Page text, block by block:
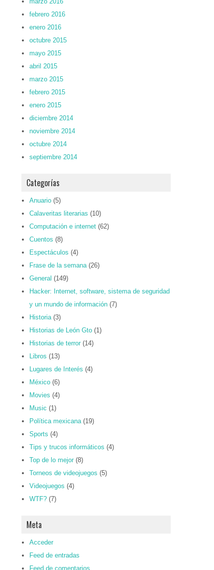
febrero 2016
enero 2016
octubre 2015
mayo 2015
abril 2015
marzo 2015
febrero 2015
enero 2015
diciembre 2014
noviembre 2014
octubre 2014
septiembre 2014
Categorías
Anuario (5)
Calaveritas literarias (10)
Computación e internet (62)
Cuentos (8)
Espectáculos (4)
Frase de la semana(26)
General (149)
Hacker: Internet, software, sistema de seguridad
y un mundo de información (7)
Historia(3)
Historias de León Gto (1)
Historias de terror (14)
Libros (13)
Lugares de Interés (4)
México (6)
Movies (4)
Music (1)
Política mexicana(19)
Sports (4)
Tips y trucos informáticos (4)
Top de lo mejor (8)
Torneos de videojuegos (5)
Videojuegos (4)
WTF? (7)
Meta
Acceder
Feed de entradas
Feed de comentarios